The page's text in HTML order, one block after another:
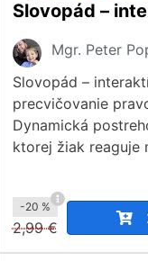
Mgr. Peter
Slovopád –
precvičovanie
Dynamická
ktorej žiak reaguje
-20 %
2,99 €